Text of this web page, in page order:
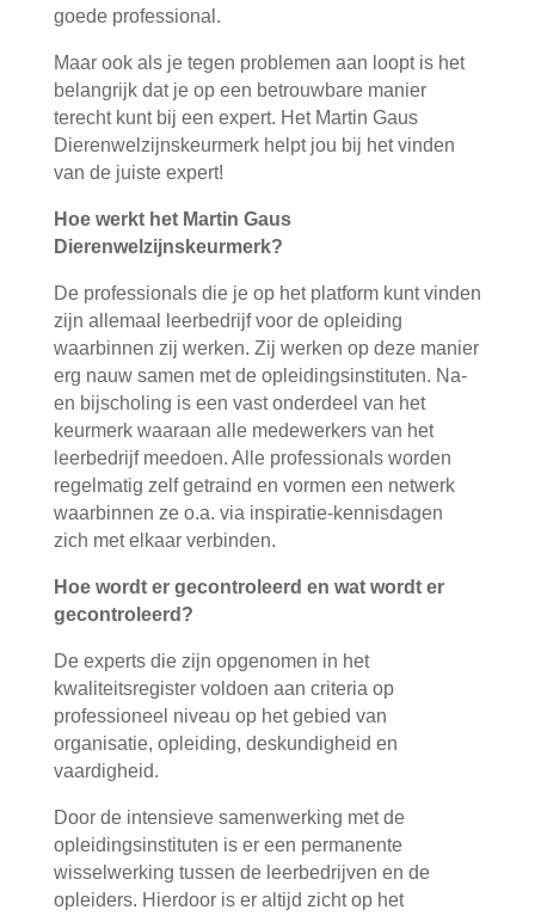
goede professional.
Maar ook als je tegen problemen aan loopt is het
belangrijk dat je op een betrouwbare manier
terecht kunt bij een expert. Het Martin Gaus
Dierenwelzijnskeurmerk helpt jou bij het vinden
van de juiste expert!
Hoe werkt het Martin Gaus
Dierenwelzijnskeurmerk?
De professionals die je op het platform kunt vinden
zijn allemaal leerbedrijf voor de opleiding
waarbinnen zij werken. Zij werken op deze manier
erg nauw samen met de opleidingsinstituten. Na-
en bijscholing is een vast onderdeel van het
keurmerk waaraan alle medewerkers van het
leerbedrijf meedoen. Alle professionals worden
regelmatig zelf getraind en vormen een netwerk
waarbinnen ze o.a. via inspiratie-kennisdagen
zich met elkaar verbinden.
Hoe wordt er gecontroleerd en wat wordt er
gecontroleerd?
De experts die zijn opgenomen in het
kwaliteitsregister voldoen aan criteria op
professioneel niveau op het gebied van
organisatie, opleiding, deskundigheid en
vaardigheid.
Door de intensieve samenwerking met de
opleidingsinstituten is er een permanente
wisselwerking tussen de leerbedrijven en de
opleiders. Hierdoor is er altijd zicht op het